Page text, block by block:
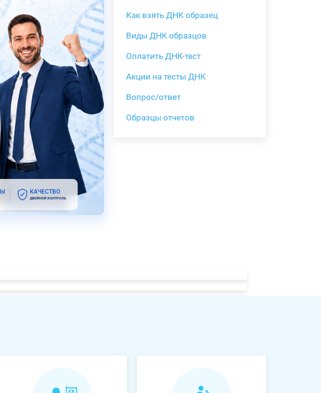
КАЧЕСТВО
ДВОЙНОЙ КОНТРОЛЬ
Как взять ДНК образец
Виды ДНК образцов
Оплатить ДНК-тест
Акции на тесты ДНК
Вопрос/ответ
Образцы отчетов